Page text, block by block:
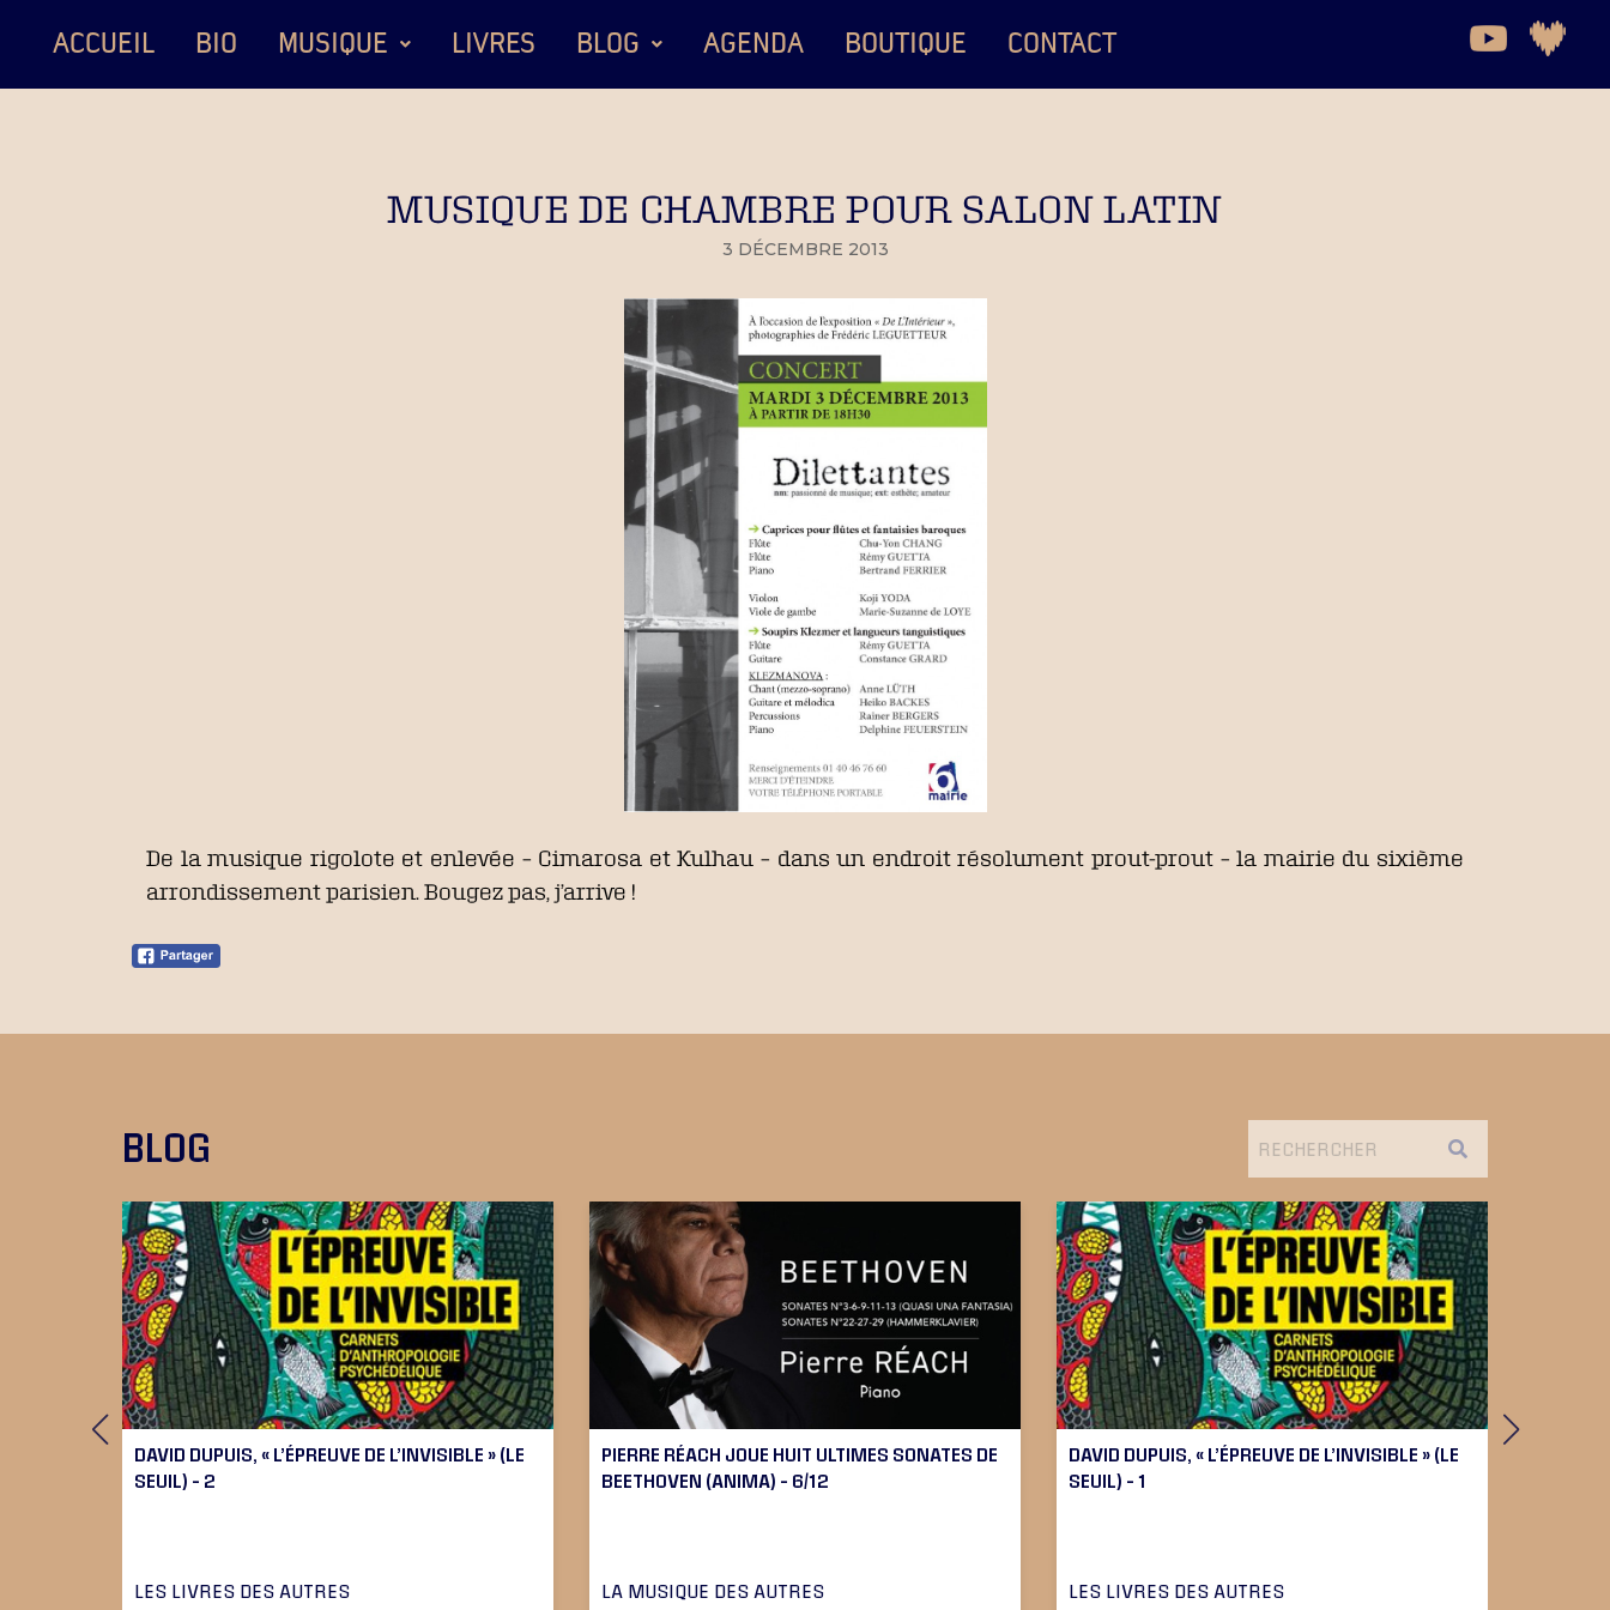
ACCUEIL BIO MUSIQUE LIVRES BLOG AGENDA BOUTIQUE CONTACT
MUSIQUE DE CHAMBRE POUR SALON LATIN
3 DÉCEMBRE 2013
De la musique rigolote et enlevée – Cimarosa et Kulhau – dans un endroit résolument prout-prout – la mairie du sixième
arrondissement parisien. Bougez pas, j’arrive !
BLOG
DAVID DUPUIS, « L’ÉPREUVE DE L’INVISIBLE » (LE
SEUIL) – 2
LES LIVRES DES AUTRES
PIERRE RÉACH JOUE HUIT ULTIMES SONATES DE
BEETHOVEN (ANIMA) – 6/12
LA MUSIQUE DES AUTRES
DAVID DUPUIS, « L’ÉPREUVE DE L’INVISIBLE » (LE
SEUIL) – 1
LES LIVRES DES AUTRES